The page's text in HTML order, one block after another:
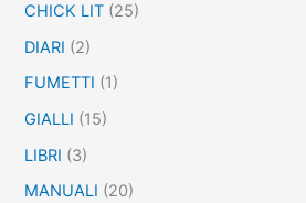
CHICK LIT (25)
DIARI (2)
FUMETTI (1)
GIALLI (15)
LIBRI (3)
MANUALI (20)